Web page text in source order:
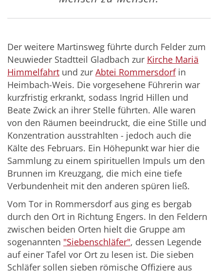
Der weitere Martinsweg führte durch Felder zum
Neuwieder Stadtteil Gladbach zur Kirche Mariä
Himmelfahrt und zur Abtei Rommersdorfin
Heimbach-Weis. Die vorgesehene Führerin war
kurzfristig erkrankt, sodass Ingrid Hillen und
Beate Zwick an ihrer Stelle führten. Alle waren
von den Räumen beeindruckt, die eine Stille und
Konzentration ausstrahlten - jedoch auch die
Kälte des Februars. Ein Höhepunkt war hier die
Sammlung zu einem spirituellen Impuls um den
Brunnen im Kreuzgang, die mich eine tiefe
Verbundenheit mit den anderen spüren ließ.
Vom Tor in Rommersdorf aus ging es bergab
durch den Ort in Richtung Engers. In den Feldern
zwischen beiden Orten hielt die Gruppe am
sogenannten "Siebenschläfer", dessen Legende
auf einer Tafel vor Ort zu lesen ist. Die sieben
Schläfer sollen sieben römische Offiziere aus